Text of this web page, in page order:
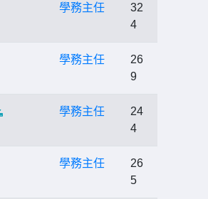
學務主任
32
4
學務主任
26
9
學務主任
24
4
學務主任
26
5